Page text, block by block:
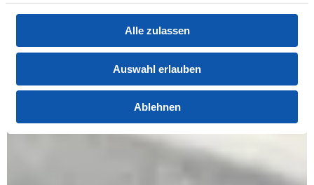
Alle zulassen
Auswahl erlauben
Ablehnen